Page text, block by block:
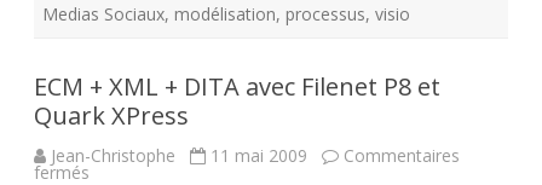
Medias Sociaux, modélisation, processus, visio
ECM + XML + DITA avec Filenet P8 et
Quark XPress
Jean-Christophe 11 mai 2009 Commentaires
fermés